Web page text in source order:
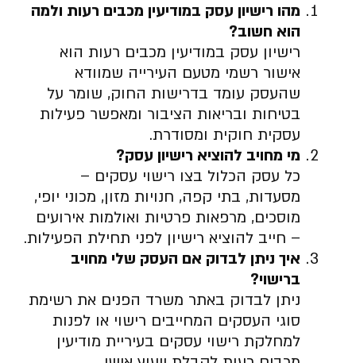
מהו רישיון עסק במודיעין מכבים רעות ולמה
הוא חשוב?
רישיון עסק במודיעין מכבים רעות הוא
אישור רשמי מטעם העירייה שמוודא
שהעסק עומד בדרישות החוק, שומר על
בטיחות ובריאות הציבור ומאפשר פעילות
עסקית חוקית ומסודרת.
מי מחויב להוציא רישיון עסק?
כל עסק הכלול בצו רישוי עסקים –
מסעדות, בתי קפה, חנויות מזון, מכוני יופי,
מוסכים, מרפאות פרטיות ואולמות אירועים
– חייב להוציא רישיון לפני תחילת הפעילות.
איך ניתן לבדוק אם העסק שלי מחויב
ברישוי?
ניתן לבדוק באתר משרד הפנים את רשימת
סוגי העסקים המחייבים רישוי או לפנות
למחלקת רישוי עסקים בעיריית מודיעין